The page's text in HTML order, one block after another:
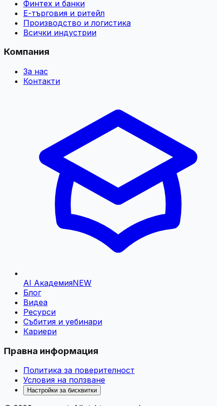
Финтех и банки
Е-търговия и ритейл
Производство и логистика
Всички индустрии
Компания
За нас
Контакти
AI АкадемияNEW
Блог
Видеа
Ресурси
Събития и уебинари
Кариери
Правна информация
Политика за поверителност
Условия на ползване
Настройки за бисквитки